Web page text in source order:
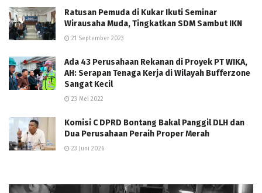
Ratusan Pemuda di Kukar Ikuti Seminar
Wirausaha Muda, Tingkatkan SDM Sambut IKN
21 September 2023
Ada 43 Perusahaan Rekanan di Proyek PT WIKA,
AH: Serapan Tenaga Kerja di Wilayah Bufferzone
Sangat Kecil
23 Mei 2022
Komisi C DPRD Bontang Bakal Panggil DLH dan
Dua Perusahaan Peraih Proper Merah
23 Juni 2026